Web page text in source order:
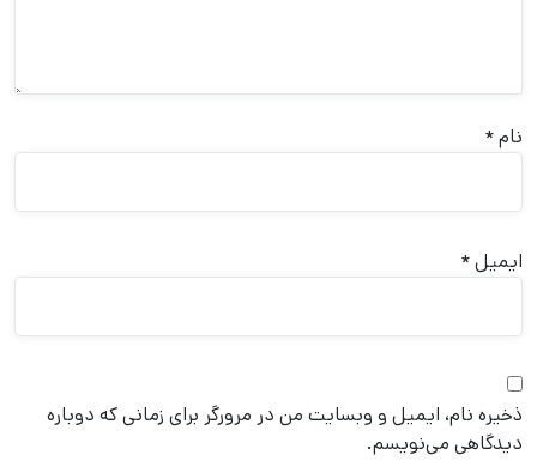
نام*
ایمیل*
ذخیره نام، ایمیل و وبسایت من در مرورگر برای زمانی که دوباره
دیدگاهی می‌نویسم.